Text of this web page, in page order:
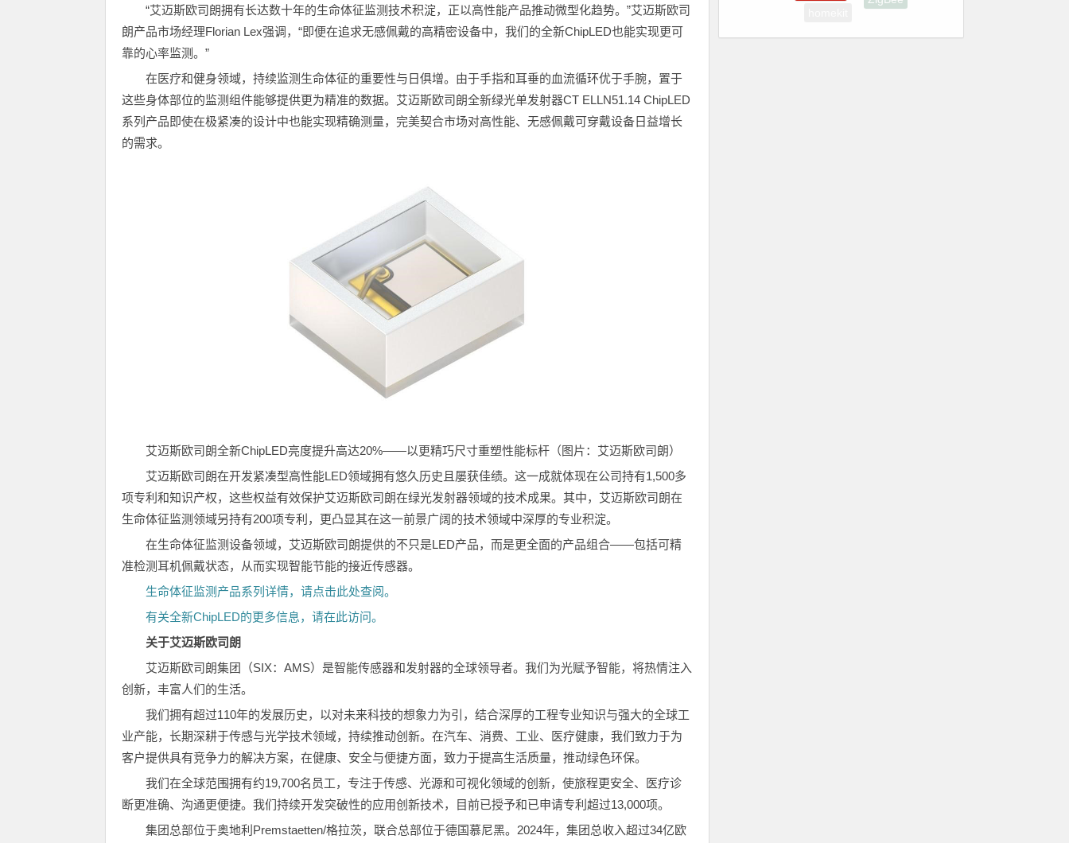
“艾迈斯欧司朗拥有长达数十年的生命体征监测技术积淀，正以高性能产品推动微型化趋势。”艾迈斯欧司
朗产品市场经理Florian Lex强调，“即便在追求无感佩戴的高精密设备中，我们的全新ChipLED也能实现更可
靠的心率监测。”
在医疗和健身领域，持续监测生命体征的重要性与日俱增。由于手指和耳垂的血流循环优于手腕，置于
这些身体部位的监测组件能够提供更为精准的数据。艾迈斯欧司朗全新绿光单发射器CT ELLN51.14 ChipLED
系列产品即使在极紧凑的设计中也能实现精确测量，完美契合市场对高性能、无感佩戴可穿戴设备日益增长
的需求。
艾迈斯欧司朗全新ChipLED亮度提升高达20%——以更精巧尺寸重塑性能标杆（图片：艾迈斯欧司朗）
艾迈斯欧司朗在开发紧凑型高性能LED领域拥有悠久历史且屡获佳绩。这一成就体现在公司持有1,500多
项专利和知识产权，这些权益有效保护艾迈斯欧司朗在绿光发射器领域的技术成果。其中，艾迈斯欧司朗在
生命体征监测领域另持有200项专利，更凸显其在这一前景广阔的技术领域中深厚的专业积淀。
在生命体征监测设备领域，艾迈斯欧司朗提供的不只是LED产品，而是更全面的产品组合——包括可精
准检测耳机佩戴状态，从而实现智能节能的接近传感器。
生命体征监测产品系列详情，请点击此处查阅。
有关全新ChipLED的更多信息，请在此访问。
关于艾迈斯欧司朗
艾迈斯欧司朗集团（SIX：AMS）是智能传感器和发射器的全球领导者。我们为光赋予智能，将热情注入
创新，丰富人们的生活。
我们拥有超过110年的发展历史，以对未来科技的想象力为引，结合深厚的工程专业知识与强大的全球工
业产能，长期深耕于传感与光学技术领域，持续推动创新。在汽车、消费、工业、医疗健康，我们致力于为
客户提供具有竞争力的解决方案，在健康、安全与便捷方面，致力于提高生活质量，推动绿色环保。
我们在全球范围拥有约19,700名员工，专注于传感、光源和可视化领域的创新，使旅程更安全、医疗诊
断更准确、沟通更便捷。我们持续开发突破性的应用创新技术，目前已授予和已申请专利超过13,000项。
集团总部位于奥地利Premstaetten/格拉茨，联合总部位于德国慕尼黑。2024年，集团总收入超过34亿欧
homekit